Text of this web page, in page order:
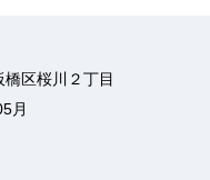
橋区桜川２丁目
月